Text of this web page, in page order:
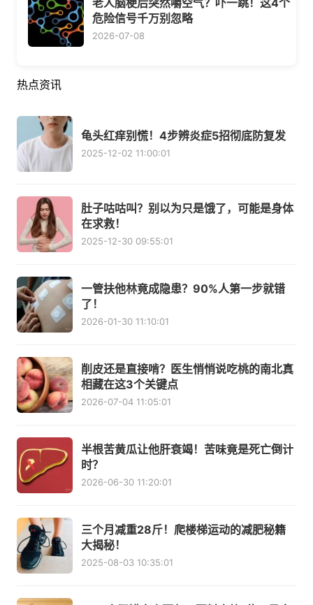
老人脑梗后突然嚼空气？吓一跳！这4个
危险信号千万别忽略
2026-07-08
热点资讯
龟头红痒别慌！4步辨炎症5招彻底防复发
2025-12-02 11:00:01
肚子咕咕叫？别以为只是饿了，可能是身体
在求救！
2025-12-30 09:55:01
一管扶他林竟成隐患？90%人第一步就错
了！
2026-01-30 11:10:01
削皮还是直接啃？医生悄悄说吃桃的南北真
相藏在这3个关键点
2026-07-04 11:05:01
半根苦黄瓜让他肝衰竭！苦味竟是死亡倒计
时？
2026-06-30 11:20:01
三个月减重28斤！爬楼梯运动的减肥秘籍
大揭秘！
2025-08-03 10:35:01